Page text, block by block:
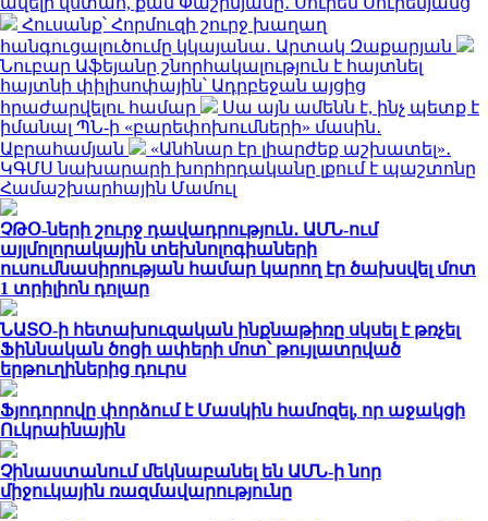
Հուսանք՝ Հորմուզի շուրջ խաղաղ
հանգուցալուծումը կկայանա․ Արտակ Զաքարյան
Նուբար Աֆեյանը շնորհակալություն է հայտնել
հայտնի փիլիսոփային՝ Ադրբեջան այցից
հրաժարվելու համար
Սա այն ամենն է, ինչ պետք է
իմանալ ՊՆ-ի «բարեփոխումների» մասին․
Աբրահամյան
«Անհնար էր լիարժեք աշխատել»․
ԿԳՄՍ նախարարի խորհրդականը լքում է պաշտոնը
Համաշխարհային Մամուլ
ՉԹՕ-ների շուրջ դավադրություն․ ԱՄՆ-ում
այլմոլորակային տեխնոլոգիաների
ուսումնասիրության համար կարող էր ծախսվել մոտ
1 տրիլիոն դոլար
ՆԱՏՕ-ի հետախուզական ինքնաթիռը սկսել է թռչել
Ֆիննական ծոցի ափերի մոտ՝ թույլատրված
երթուղիներից դուրս
Ֆյոդորովը փորձում է Մասկին համոզել, որ աջակցի
Ուկրաինային
Չինաստանում մեկնաբանել են ԱՄՆ-ի նոր
միջուկային ռազմավարությունը